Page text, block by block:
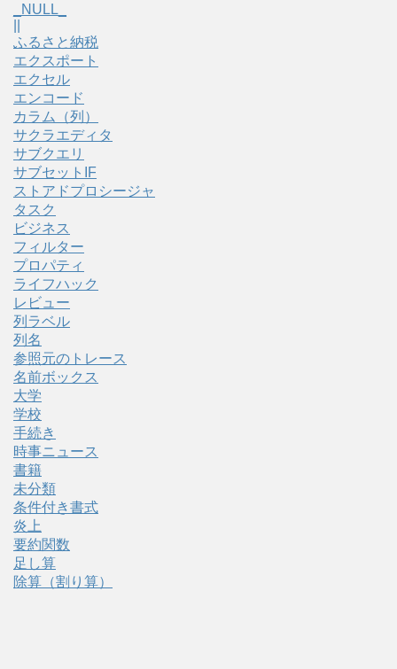
_NULL_
ふるさと納税
エクスポート
エクセル
エンコード
カラム（列）
サクラエディタ
サブクエリ
サブセットIF
ストアドプロシージャ
タスク
ビジネス
フィルター
プロパティ
ライフハック
レビュー
列ラベル
列名
参照元のトレース
名前ボックス
大学
学校
手続き
時事ニュース
書籍
未分類
条件付き書式
炎上
要約関数
足し算
除算（割り算）